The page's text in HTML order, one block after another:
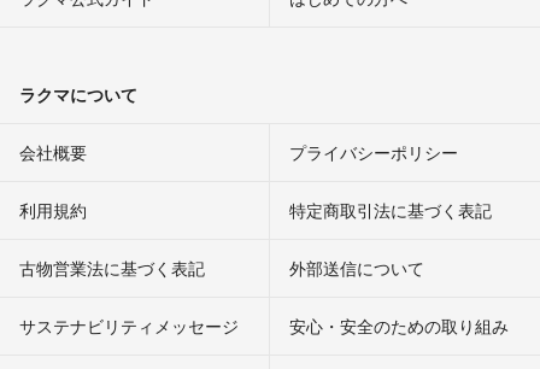
ラクマについて
会社概要 プライバシーポリシー
利用規約 特定商取引法に基づく表記
古物営業法に基づく表記 外部送信について
サステナビリティメッセージ 安心・安全のための取り組み